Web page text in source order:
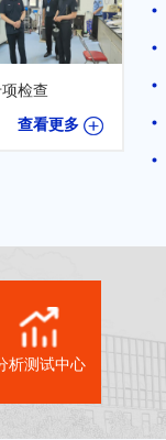
检查
查看更多
析测试中心